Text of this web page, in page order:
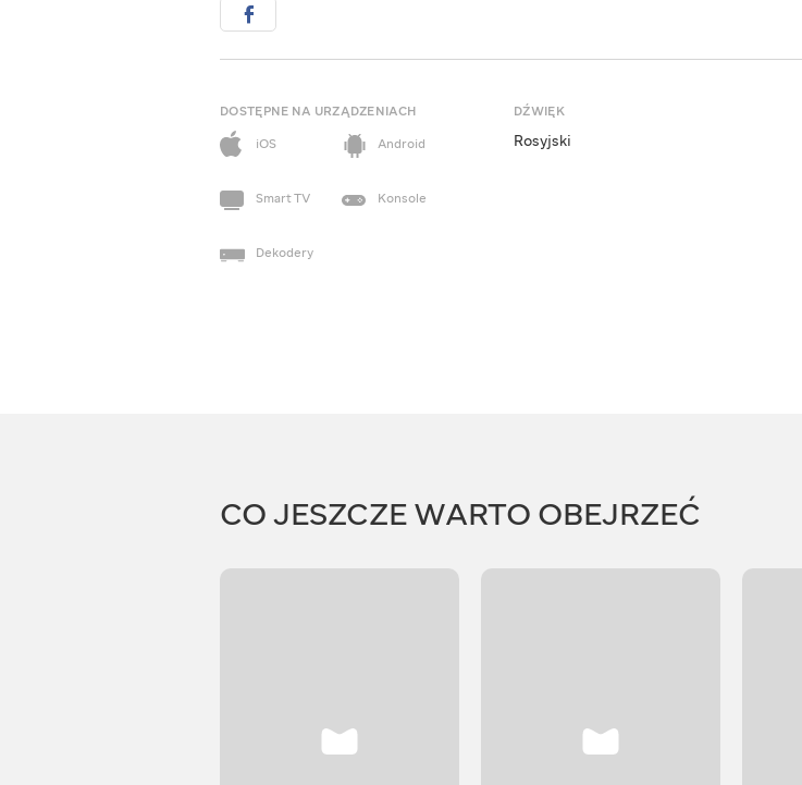
DOSTĘPNE NA URZĄDZENIACH
iOS
Android
Smart TV Konsole
Dekodery
DŹWIĘK
Rosyjski
CO JESZCZE WARTO OBEJRZEĆ